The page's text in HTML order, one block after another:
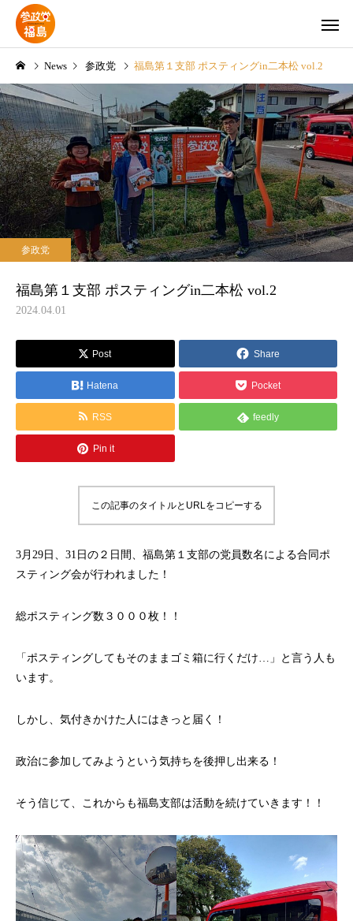
参政党
【県連】夏の党員倍増大作
戦‼
参政党
【県連】神谷宗幣代表
日に来福‼
Instagram YouTubeチャ
News 参政党 福島第１支部 ポスティングin二本松 vol.2
参政党
福島第１支部 ポスティングin二本松 vol.2
2024.04.01
Post Share
Hatena Pocket
RSS feedly
Pin it
この記事のタイトルとURLをコピーする
3月29日、31日の２日間、福島第１支部の党員数名による合同ポ
スティング会が行われました！
総ポスティング数３０００枚！！
「ポスティングしてもそのままゴミ箱に行くだけ…」と言う人も
います。
しかし、気付きかけた人にはきっと届く！
政治に参加してみようという気持ちを後押し出来る！
そう信じて、これからも福島支部は活動を続けていきます！！